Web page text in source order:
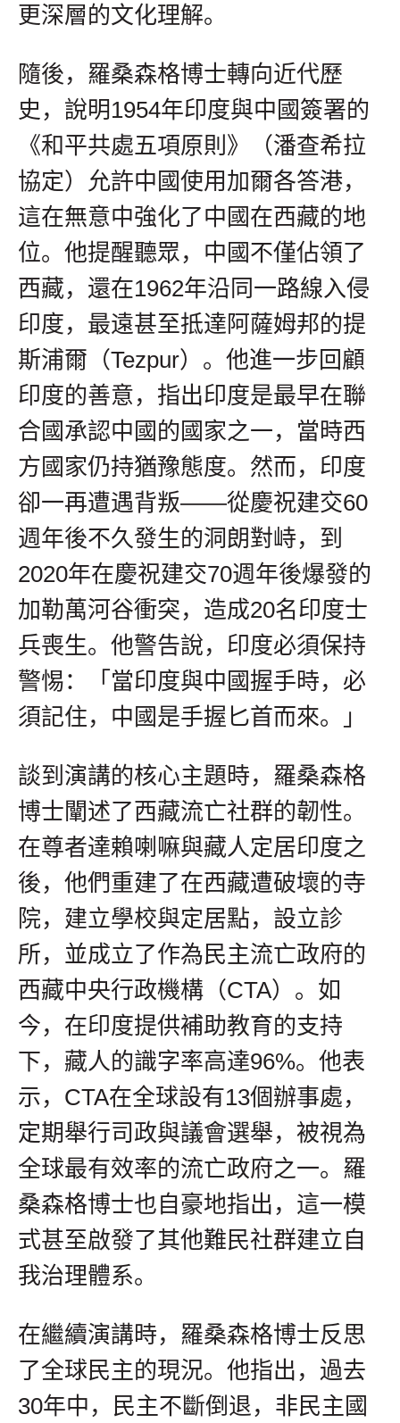
更深層的文化理解。
隨後，羅桑森格博士轉向近代歷
史，說明1954年印度與中國簽署的
《和平共處五項原則》（潘查希拉
協定）允許中國使用加爾各答港，
這在無意中強化了中國在西藏的地
位。他提醒聽眾，中國不僅佔領了
西藏，還在1962年沿同一路線入侵
印度，最遠甚至抵達阿薩姆邦的提
斯浦爾（Tezpur）。他進一步回顧
印度的善意，指出印度是最早在聯
合國承認中國的國家之一，當時西
方國家仍持猶豫態度。然而，印度
卻一再遭遇背叛——從慶祝建交60
週年後不久發生的洞朗對峙，到
2020年在慶祝建交70週年後爆發的
加勒萬河谷衝突，造成20名印度士
兵喪生。他警告說，印度必須保持
警惕：「當印度與中國握手時，必
須記住，中國是手握匕首而來。」
談到演講的核心主題時，羅桑森格
博士闡述了西藏流亡社群的韌性。
在尊者達賴喇嘛與藏人定居印度之
後，他們重建了在西藏遭破壞的寺
院，建立學校與定居點，設立診
所，並成立了作為民主流亡政府的
西藏中央行政機構（CTA）。如
今，在印度提供補助教育的支持
下，藏人的識字率高達96%。他表
示，CTA在全球設有13個辦事處，
定期舉行司政與議會選舉，被視為
全球最有效率的流亡政府之一。羅
桑森格博士也自豪地指出，這一模
式甚至啟發了其他難民社群建立自
我治理體系。
在繼續演講時，羅桑森格博士反思
了全球民主的現況。他指出，過去
30年中，民主不斷倒退，非民主國